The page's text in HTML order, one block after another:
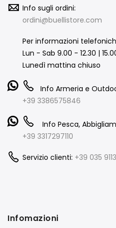
Info sugli ordini:
ordini@buellistore.com
Per informazioni
Lun - Sab 9.00 - 12.30 |
Lunedì mattina chiuso
Info Armeria e
+39 3386575846
Info Pesca,
+39 3317297110
Servizio clienti: +39 035
Infomazioni